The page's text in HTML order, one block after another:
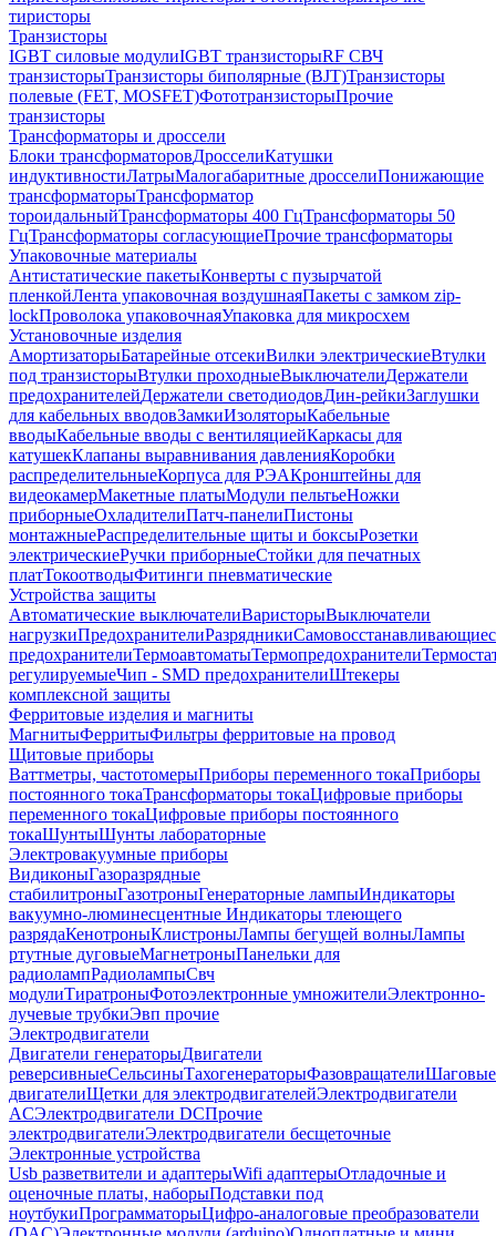
тиристоры
Транзисторы
IGBT силовые модулиIGBT транзисторыRF СВЧ
транзисторыТранзисторы биполярные (BJT)Транзисторы
полевые (FET, MOSFET)ФототранзисторыПрочие
транзисторы
Трансформаторы и дроссели
Блоки трансформаторовДросселиКатушки
индуктивностиЛатрыМалогабаритные дросселиПонижающие
трансформаторыТрансформатор
тороидальныйТрансформаторы 400 ГцТрансформаторы 50
ГцТрансформаторы согласующиеПрочие трансформаторы
Упаковочные материалы
Антистатические пакетыКонверты с пузырчатой
пленкойЛента упаковочная воздушнаяПакеты с замком zip-
lockПроволока упаковочнаяУпаковка для микросхем
Установочные изделия
АмортизаторыБатарейные отсекиВилки электрическиеВтулки
под транзисторыВтулки проходныеВыключателиДержатели
предохранителейДержатели светодиодовДин-рейкиЗаглушки
для кабельных вводовЗамкиИзоляторыКабельные
вводыКабельные вводы с вентиляциейКаркасы для
катушекКлапаны выравнивания давленияКоробки
распределительныеКорпуса для РЭАКронштейны для
видеокамерМакетные платыМодули пельтьеНожки
приборныеОхладителиПатч-панелиПистоны
монтажныеРаспределительные щиты и боксыРозетки
электрическиеРучки приборныеСтойки для печатных
платТокоотводыФитинги пневматические
Устройства защиты
Автоматические выключателиВаристорыВыключатели
нагрузкиПредохранителиРазрядники
предохранителиТермоавтоматыТермопредохранители
регулируемыеЧип - SMD предохранителиШтекеры
комплексной защиты
Ферритовые изделия и магниты
МагнитыФерритыФильтры ферритовые на провод
Щитовые приборы
Ваттметры, частотомерыПриборы переменного токаПриборы
постоянного токаТрансформаторы токаЦифровые приборы
переменного токаЦифровые приборы постоянного
токаШунтыШунты лабораторные
Электровакуумные приборы
ВидиконыГазоразрядные
стабилитроныГазотроныГенераторные лампыИндикаторы
вакуумно-люминесцентные Индикаторы тлеющего
разрядаКенотроныКлистроныЛампы бегущей волныЛампы
ртутные дуговыеМагнетроныПанельки для
радиолампРадиолампыСвч
модулиТиратроныФотоэлектронные умножителиЭлектронно-
лучевые трубкиЭвп прочие
Электродвигатели
Двигатели генераторыДвигатели
реверсивныеСельсиныТахогенераторыФазовращателиШаговые
двигателиЩетки для электродвигателейЭлектродвигатели
ACЭлектродвигатели DCПрочие
электродвигателиЭлектродвигатели бесщеточные
Электронные устройства
Usb разветвители и адаптерыWifi адаптерыОтладочные и
оценочные платы, наборыПодставки под
ноутбукиПрограмматорыЦифро-аналоговые преобразователи